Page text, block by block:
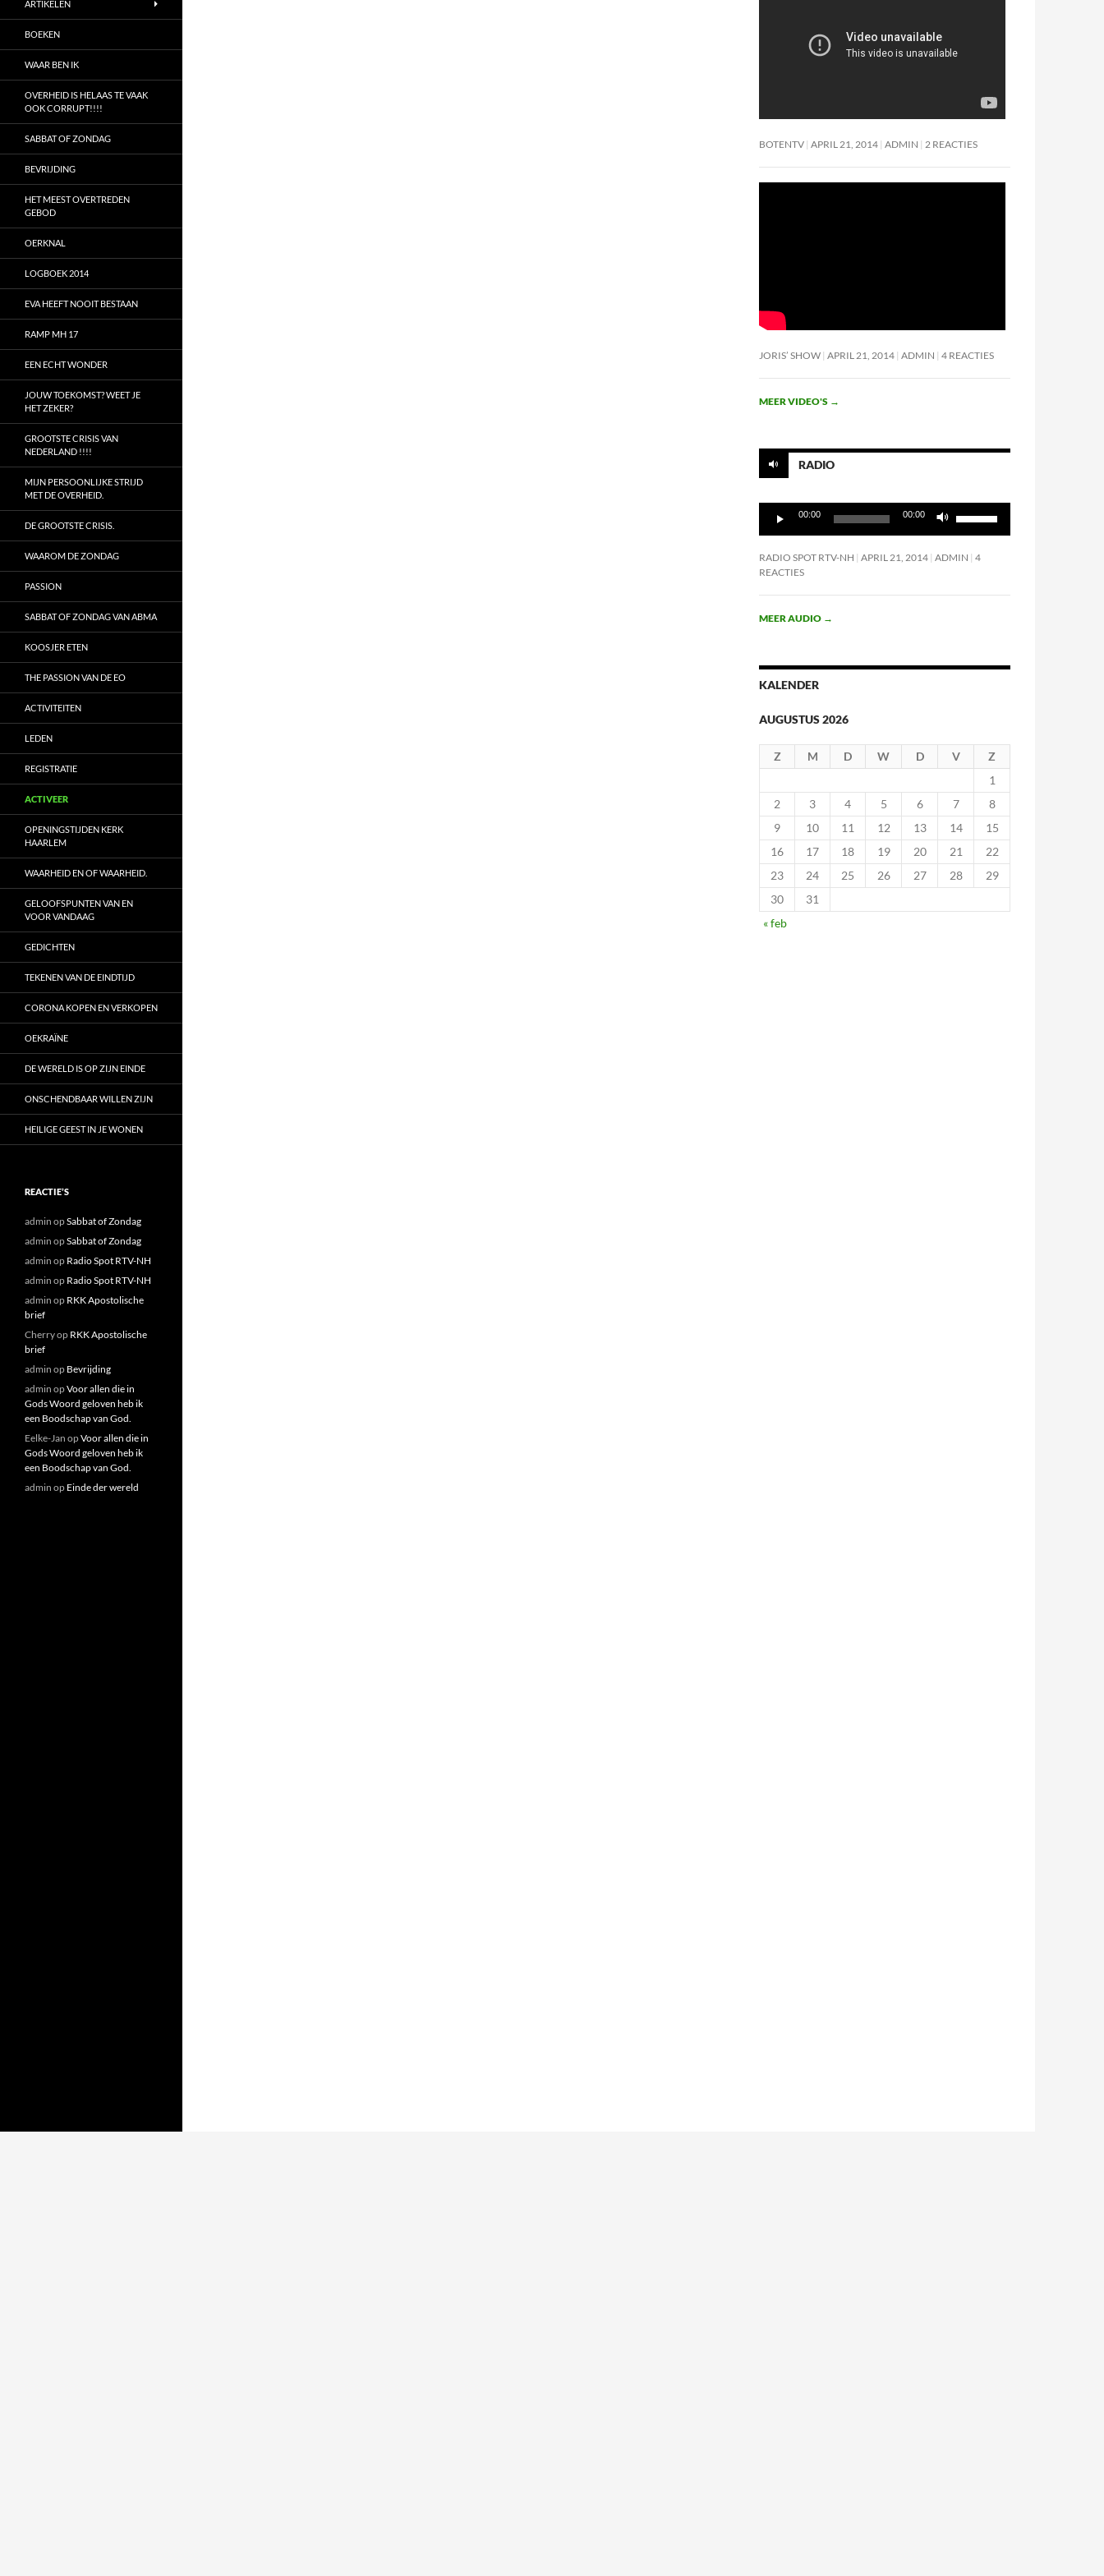
BOTENTV APRIL 21, 2014 ADMIN 2 REACTIES
JORIS’ SHOW APRIL 21, 2014 ADMIN 4 REACTIES
MEER VIDEO'S →
RADIO
00:00 00:00
Omhoog/Omlaag
pijltoetsen
om
te
RADIO SPOT RTV-NH APRIL 21, 2014 ADMIN 4
REACTIES
MEER AUDIO →
KALENDER
AUGUSTUS 2026
Z M D W D V
Z
1
2
3 4 5 6 7
8
9
10 11 12 13 14
15
16
17 18 19 20 21
22
23
24 25 26 27 28
29
30
31
« feb
ARTIKELEN
BOEKEN
WAAR BEN IK
OVERHEID IS HELAAS TE VAAK
OOK CORRUPT!!!!
SABBAT OF ZONDAG
BEVRIJDING
HET MEEST OVERTREDEN
GEBOD
OERKNAL
LOGBOEK 2014
EVA HEEFT NOOIT BESTAAN
RAMP MH 17
EEN ECHT WONDER
JOUW TOEKOMST? WEET JE
HET ZEKER?
GROOTSTE CRISIS VAN
NEDERLAND !!!!
MIJN PERSOONLIJKE STRIJD
MET DE OVERHEID.
DE GROOTSTE CRISIS.
WAAROM DE ZONDAG
PASSION
SABBAT OF ZONDAG VAN ABMA
KOOSJER ETEN
THE PASSION VAN DE EO
ACTIVITEITEN
LEDEN
REGISTRATIE
ACTIVEER
OPENINGSTIJDEN KERK
HAARLEM
WAARHEID EN OF WAARHEID.
GELOOFSPUNTEN VAN EN
VOOR VANDAAG
GEDICHTEN
TEKENEN VAN DE EINDTIJD
CORONA KOPEN EN VERKOPEN
OEKRAÏNE
DE WERELD IS OP ZIJN EINDE
ONSCHENDBAAR WILLEN ZIJN
HEILIGE GEEST IN JE WONEN
REACTIE’S
admin opSabbat of Zondag
admin opSabbat of Zondag
admin op Radio Spot RTV-NH
admin op Radio Spot RTV-NH
admin op RKK Apostolische
brief
Cherryop RKK Apostolische
brief
admin op Bevrijding
admin opVoor allen die in
Gods Woord geloven heb ik
een Boodschap van God.
Eelke-Jan opVoor allen die in
Gods Woord geloven heb ik
een Boodschap van God.
admin op Einde der wereld